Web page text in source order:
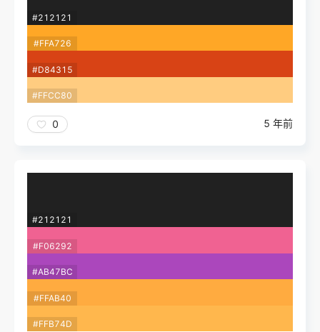
#212121
#FFA726
#D84315
#FFCC80
0 5 年前
#212121
#F06292
#AB47BC
#FFAB40
#FFB74D